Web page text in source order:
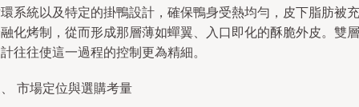
系統以及特定的掛鴨設計，確保鴨身受熱均勻，皮下脂肪被充
化烤制，從而形成那層薄如蟬翼、入口即化的酥脆外皮。雙層
往往使這一過程的控制更為精細。
市場定位與選購考量